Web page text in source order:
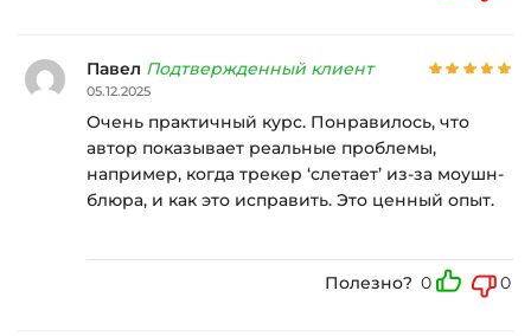
Павел Подтвержденный клиент
05.12.2025
Очень практичный курс. Понравилось, что
автор показывает реальные проблемы,
например, когда трекер ‘слетает’ из-за моушн-
блюра, и как это исправить. Это ценный опыт.
Полезно? 0 0